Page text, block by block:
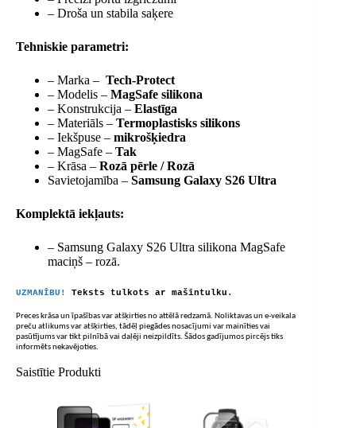
– Droša un stabila saķere
Tehniskie parametri:
– Marka – Tech-Protect
– Modelis – MagSafe silikona
– Konstrukcija – Elastīga
– Materiāls – Termoplastisks silikons
– Iekšpuse – mikrošķiedra
– MagSafe – Tak
– Krāsa – Rozā pērle / Rozā
Savietojamība – Samsung Galaxy S26 Ultra
Komplektā iekļauts:
– Samsung Galaxy S26 Ultra silikona MagSafe
maciņš – rozā.
UZMANĪBU! Teksts tulkots ar mašīntulku.
Preces krāsa un īpašības var atšķirties no attēlā redzamā. Noliktavas un e-veikala
preču atlikums var atšķirties, tādēļ piegādes nosacījumi var mainīties vai
pasūtījums var tikt pilnībā vai daļēji neizpildīts. Šādos gadījumos pircējs tiks
informēts nekavējoties.
Saistītie Produkti